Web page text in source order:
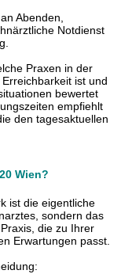
Abenden,
Notdienst
Praxen in der
ist und
bewertet
empfiehlt
den tagesaktuellen
Wien?
ist die eigentliche
sondern das
die zu Ihrer
Erwartungen passt.